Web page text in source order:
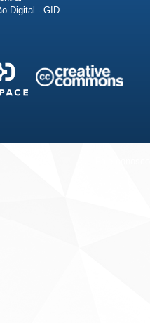
Digital - GID